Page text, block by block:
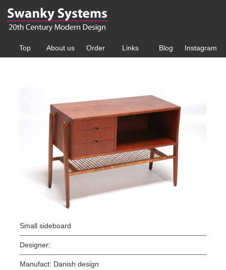
Top About us Order Links Blog Instagram
Small sideboard
Designer:
Manufact: Danish design